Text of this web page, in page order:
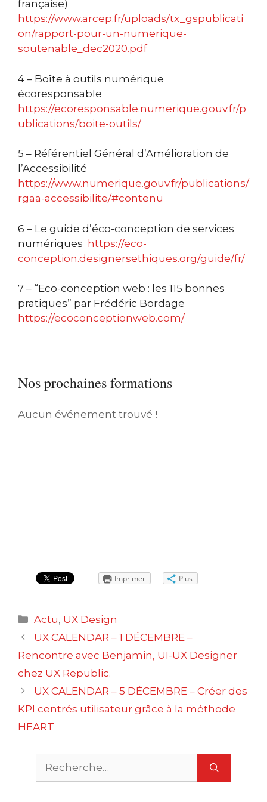
française)
https://www.arcep.fr/uploads/tx_gspublicati
on/rapport-pour-un-numerique-
soutenable_dec2020.pdf
4 – Boîte à outils numérique
écoresponsable
https://ecoresponsable.numerique.gouv.fr/p
ublications/boite-outils/
5 – Référentiel Général d’Amélioration de
l’Accessibilité
https://www.numerique.gouv.fr/publications/
rgaa-accessibilite/#contenu
6 – Le guide d’éco-conception de services
numériques https://eco-
conception.designersethiques.org/guide/fr/
7 – “Eco-conception web : les 115 bonnes
pratiques” par Frédéric Bordage
https://ecoconceptionweb.com/
Nos prochaines formations
Aucun événement trouvé !
Imprimer Plus
Catégories
Actu, UX Design
Navigation
des
UX CALENDAR – 1 DÉCEMBRE –
Rencontre avec Benjamin, UI-UX Designer
chez UX Republic.
UX CALENDAR – 5 DÉCEMBRE – Créer des
KPI centrés utilisateur grâce à la méthode
HEART
Rechercher :